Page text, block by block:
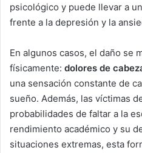
psicológico y puede llevar a
frente a la depresión y la
En algunos casos, el daño se
físicamente: dolores de
una sensación constante de
sueño. Además, las víctimas
probabilidades de faltar a la
rendimiento académico y su
situaciones extremas, esta